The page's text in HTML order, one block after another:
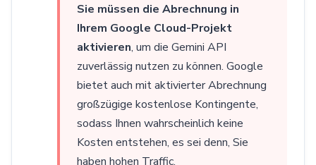
Sie müssen die Abrechnung in
Ihrem Google Cloud-Projekt
aktivieren, um die Gemini API
zuverlässig nutzen zu können. Google
bietet auch mit aktivierter Abrechnung
großzügige kostenlose Kontingente,
sodass Ihnen wahrscheinlich keine
Kosten entstehen, es sei denn, Sie
haben hohen Traffic.